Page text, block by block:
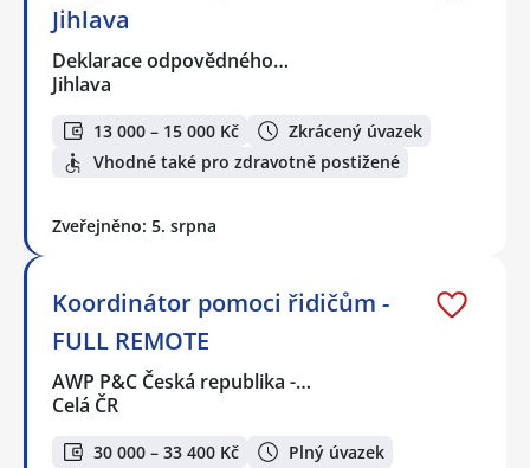
Jihlava
Deklarace odpovědného…
Jihlava
13 000 – 15 000 Kč
Zkrácený úvazek
Vhodné také pro zdravotně postižené
Zveřejněno: 5. srpna
Koordinátor pomoci řidičům -
FULL REMOTE
AWP P&C Česká republika -…
Celá ČR
30 000 – 33 400 Kč Plný úvazek